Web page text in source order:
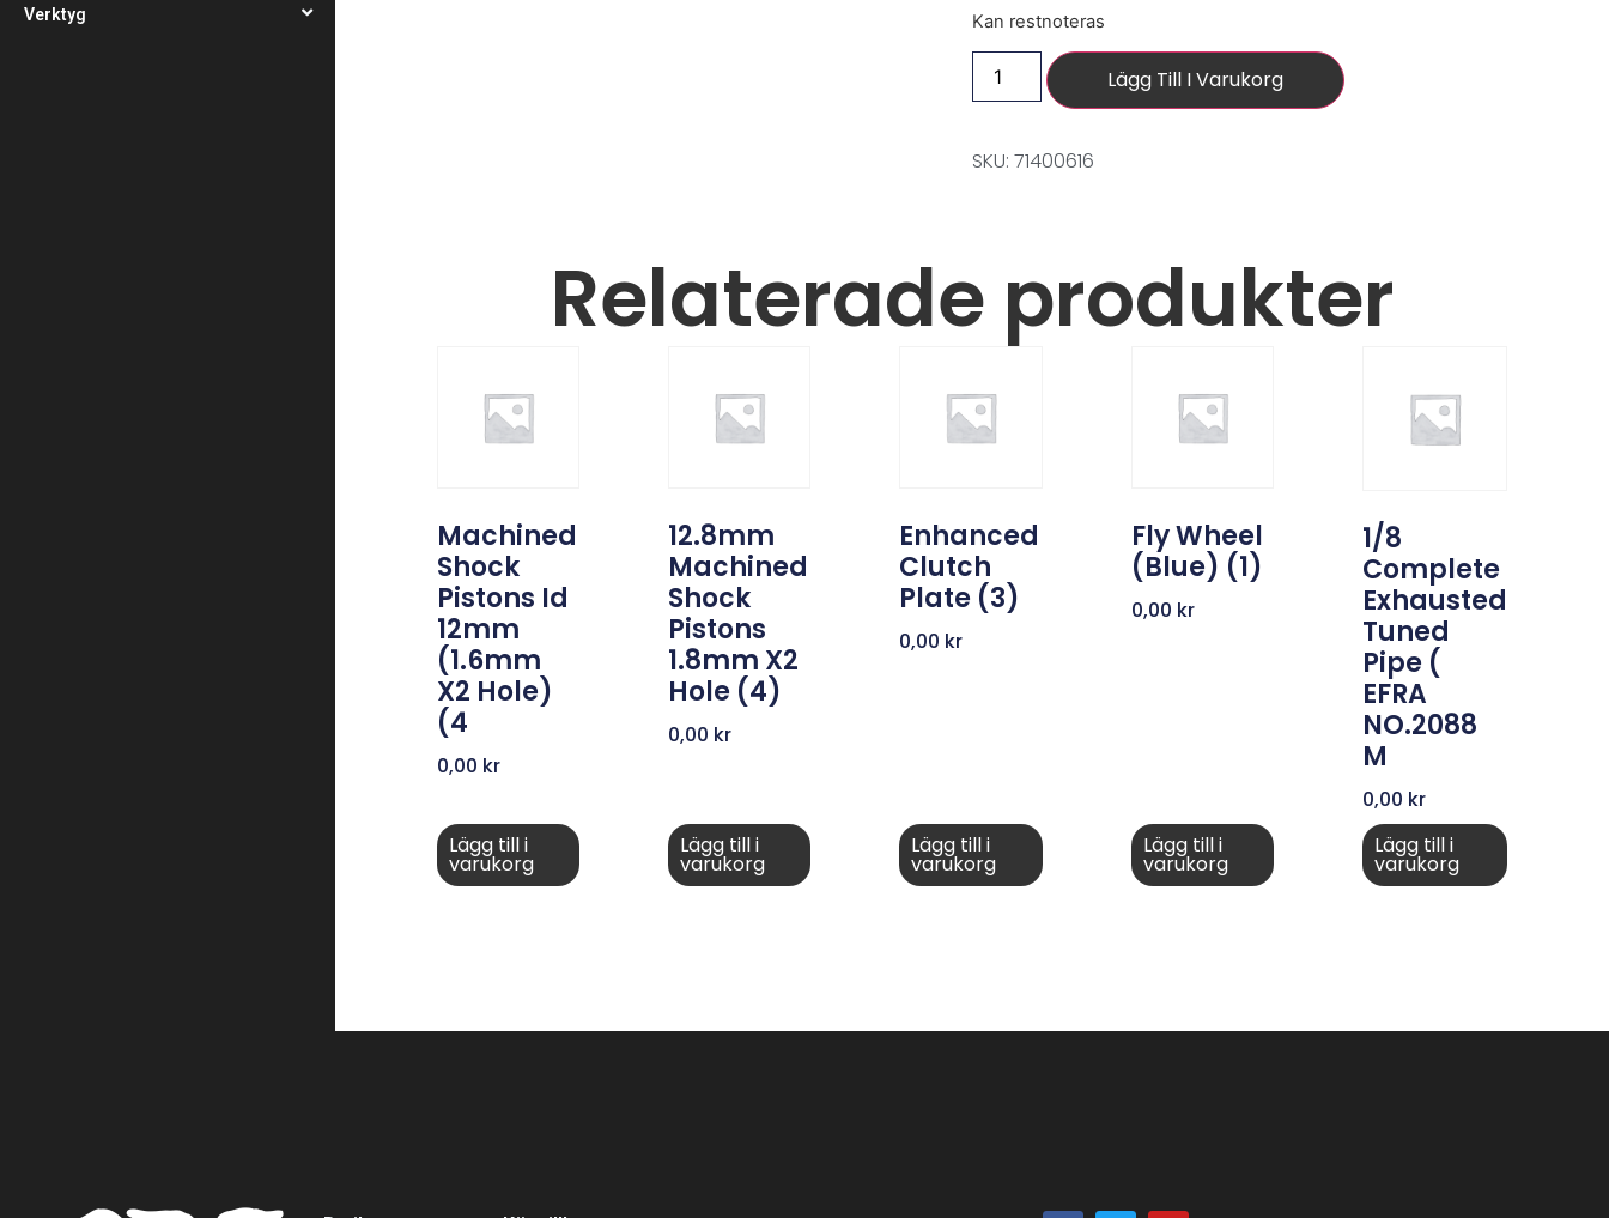
Verktyg Kan restnoteras
Lägg Till I Varukorg
SKU: 71400616
Relaterade produkter
Machined
Shock
Pistons Id
12mm
(1.6mm
X2 Hole)
(4
0,00 kr
Lägg till i
varukorg
12.8mm
Machined
Shock
Pistons
1.8mm X2
Hole (4)
0,00 kr
Lägg till i
varukorg
Enhanced
Clutch
Plate (3)
0,00 kr
Lägg till i
varukorg
Fly Wheel
(Blue) (1)
0,00 kr
Lägg till i
varukorg
1/8
Complete
Exhausted
Tuned
Pipe (
EFRA
NO.2088
M
0,00 kr
Lägg till i
varukorg